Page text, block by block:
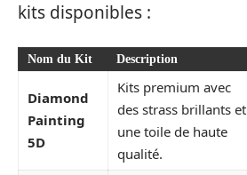
kits disponibles :
Nom du Kit Description
Diamond
Painting
5D
Kits premium avec
des strass brillants et
une toile de haute
qualité.